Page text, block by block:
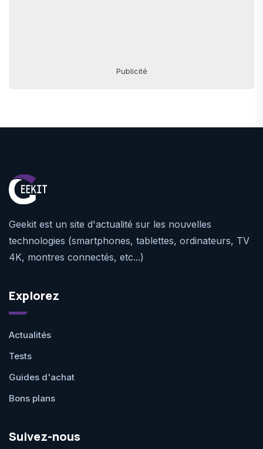
Publicité
Geekit est un site d'actualité sur les nouvelles
technologies (smartphones, tablettes, ordinateurs, TV
4K, montres connectés, etc...)
Explorez
Actualités
Tests
Guides d'achat
Bons plans
Suivez-nous